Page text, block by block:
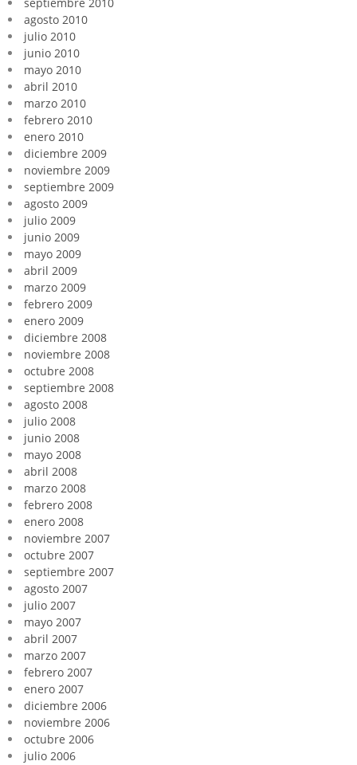
agosto 2010
julio 2010
junio 2010
mayo 2010
abril 2010
marzo 2010
febrero 2010
enero 2010
diciembre 2009
noviembre 2009
septiembre 2009
agosto 2009
julio 2009
junio 2009
mayo 2009
abril 2009
marzo 2009
febrero 2009
enero 2009
diciembre 2008
noviembre 2008
octubre 2008
septiembre 2008
agosto 2008
julio 2008
junio 2008
mayo 2008
abril 2008
marzo 2008
febrero 2008
enero 2008
noviembre 2007
octubre 2007
septiembre 2007
agosto 2007
julio 2007
mayo 2007
abril 2007
marzo 2007
febrero 2007
enero 2007
diciembre 2006
noviembre 2006
octubre 2006
julio 2006